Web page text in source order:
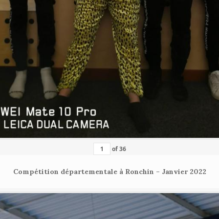
of36
Compétition départementale à Ronchin – Janvier 2022